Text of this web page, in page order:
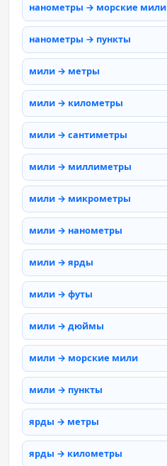
нанометры → морские мили
нанометры → пункты
мили → метры
мили → километры
мили → сантиметры
мили → миллиметры
мили → микрометры
мили → нанометры
мили → ярды
мили → футы
мили → дюймы
мили → морские мили
мили → пункты
ярды → метры
ярды → километры